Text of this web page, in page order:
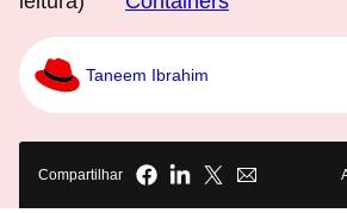
Taneem Ibrahim
Compartilhar